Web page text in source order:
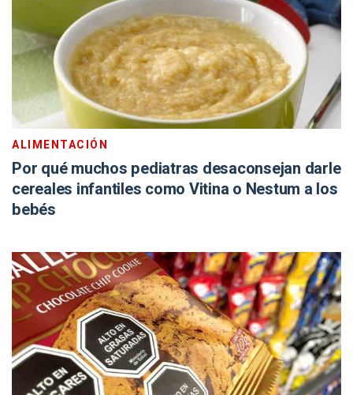
ALIMENTACIÓN
Por qué muchos pediatras desaconsejan darle
cereales infantiles como Vitina o Nestum a los
bebés